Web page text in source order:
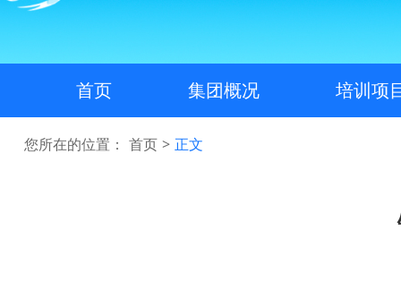
首页 集团概况 培训项
您所在的位置： 首页 > 正文